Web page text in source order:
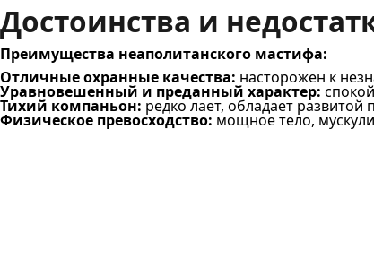
Достоинства и
Преимущества неаполитанского мастифа:
Отличные охранные качества: насторожен к
Уравновешенный и преданный характер:
Тихий компаньон: редко лает, обладает развитой
Физическое превосходство: мощное тело,